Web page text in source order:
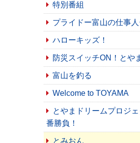
特別番組
プライドー富山の仕事人
ハローキッズ！
防災スイッチON！とや
富山を釣る
Welcome to TOYAMA
とやまドリームプロジェ
番勝負！
とみおん